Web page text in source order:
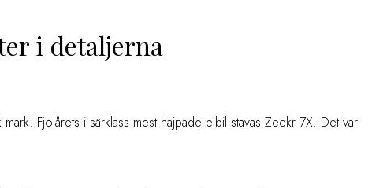
i detaljerna
Fjolårets i särklass mest hajpade elbil stavas Zeekr 7X. Det var